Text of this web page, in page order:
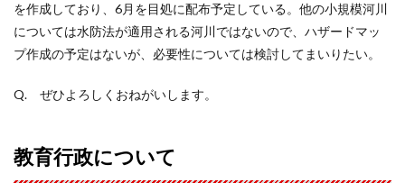
を作成しており、6月を目処に配布予定している。他の小規模河川
については水防法が適用される河川ではないので、ハザードマッ
プ作成の予定はないが、必要性については検討してまいりたい。
Q. ぜひよろしくおねがいします。
教育行政について